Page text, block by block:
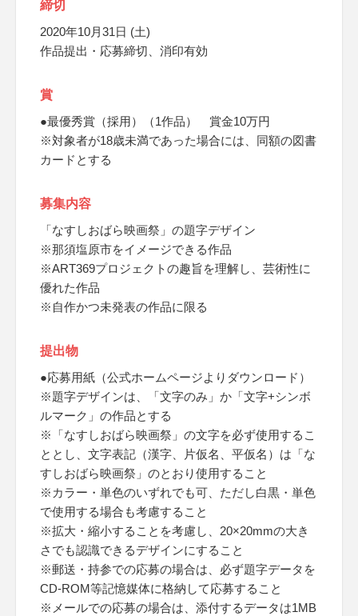
締切
2020年10月31日 (土)
作品提出・応募締切、消印有効
賞
●最優秀賞（採用）（1作品） 賞金10万円
※対象者が18歳未満であった場合には、同額の図書
カードとする
募集内容
「なすしおばら映画祭」の題字デザイン
※那須塩原市をイメージできる作品
※ART369プロジェクトの趣旨を理解し、芸術性に
優れた作品
※自作かつ未発表の作品に限る
提出物
●応募用紙（公式ホームページよりダウンロード）
※題字デザインは、「文字のみ」か「文字+シンボ
ルマーク」の作品とする
※「なすしおばら映画祭」の文字を必ず使用するこ
ととし、文字表記（漢字、片仮名、平仮名）は「な
すしおばら映画祭」のとおり使用すること
※カラー・単色のいずれでも可、ただし白黒・単色
で使用する場合も考慮すること
※拡大・縮小することを考慮し、20×20mmの大き
さでも認識できるデザインにすること
※郵送・持参での応募の場合は、必ず題字データを
CD-ROM等記憶媒体に格納して応募すること
※メールでの応募の場合は、添付するデータは1MB